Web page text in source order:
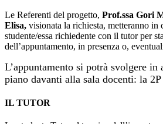
Le Referenti del progetto, Prof.ssa Gori
Elisa, visionata la richiesta, metteranno in
studente/essa richiedente con il tutor per
dell’appuntamento, in presenza o,
L’appuntamento si potrà svolgere
piano davanti alla sala docenti: la
IL TUTOR